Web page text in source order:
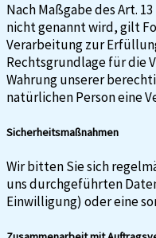
Nach Maßgabe des Art.
nicht genannt wird, gilt
Verarbeitung zur
Rechtsgrundlage für die
Wahrung unserer
natürlichen Person eine
Sicherheitsmaßnahmen
Wir bitten Sie sich
uns durchgeführten
Einwilligung) oder eine